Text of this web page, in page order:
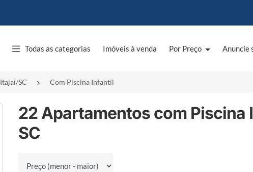
Todas as categorias Imóveis à venda Por Preço Anuncie
Itajaí/SC Com Piscina Infantil
22 Apartamentos com Piscina
SC
Ordenar por